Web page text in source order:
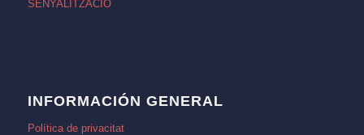
SENYALITZACIÓ
INFORMACIÓN GENERAL
Política de privacitat